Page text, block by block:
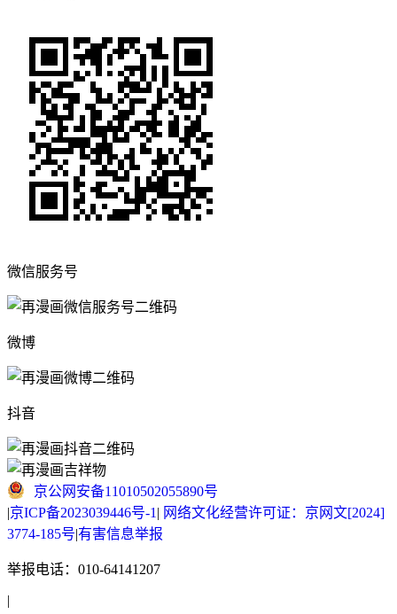
微信服务号
微博
抖音
京公网安备11010502055890号
|京ICP备2023039446号-1 | 网络文化经营许可证：京网文[2024]
3774-185号|有害信息举报
举报电话：010-64141207
|